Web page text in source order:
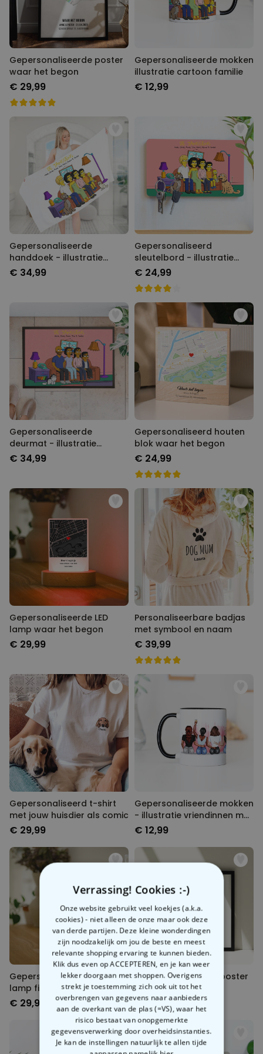
Gepersonaliseerde poster
waar het begon
€ 29,99
Gepersonaliseerde mokken
illustratie cartoon familie
€ 12,99
Gepersonaliseerde
handdoek - illustratie
cartoon familie
€ 34,99
Gepersonaliseerd
sleutelbord - illustratie
cartoon familie
€ 24,99
Gepersonaliseerde
deurmat - illustratie
cartoon familie
€ 34,99
Gepersonaliseerd houten
blok waar het begon
€ 24,99
Gepersonaliseerde LED
lamp waar het begon
€ 29,99
Personaliseerbare badjas
met symbool en naam
€ 39,99
Gepersonaliseerd t-shirt
met jouw huisdier als comic
€ 29,99
Gepersonaliseerde mokken
- illustratie vriendinnen met
tekst
€ 12,99
Gepersonaliseerde LED
lamp filmrol met foto’s
€ 29,99
Gepersonaliseerde poster
Love met foto’s
€ 29,99
Verrassing! Cookies :-)
Onze website gebruikt veel koekjes (a.k.a.
cookies) - niet alleen de onze maar ook deze
van derde partijen. Deze kleine wonderdingen
zijn noodzakelijk om jou de beste en meest
relevante shopping ervaring te kunnen bieden.
Klik dus even op ACCEPTEREN, en je kan weer
lekker doorgaan met shoppen. Overigens
strekt je toestemming zich ook uit tot het
overbrengen van gegevens naar aanbieders
aan de overkant van de plas (=VS), waar het
risico bestaat van onopgemerkte
gegevensverwerking door overheidsinstanties.
Je kan de instellingen natuurlijk te allen tijde